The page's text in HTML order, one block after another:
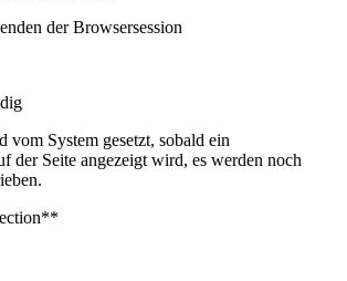
der Browsersession
vom System gesetzt, sobald ein
der Seite angezeigt wird, es werden noch